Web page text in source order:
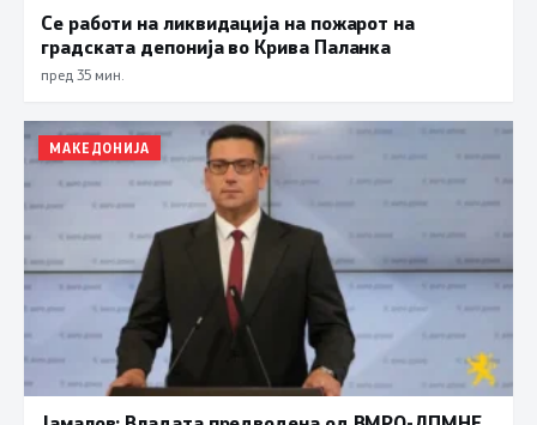
Се работи на ликвидација на пожарот на
градската депонија во Крива Паланка
пред 35 мин.
МАКЕДОНИЈА